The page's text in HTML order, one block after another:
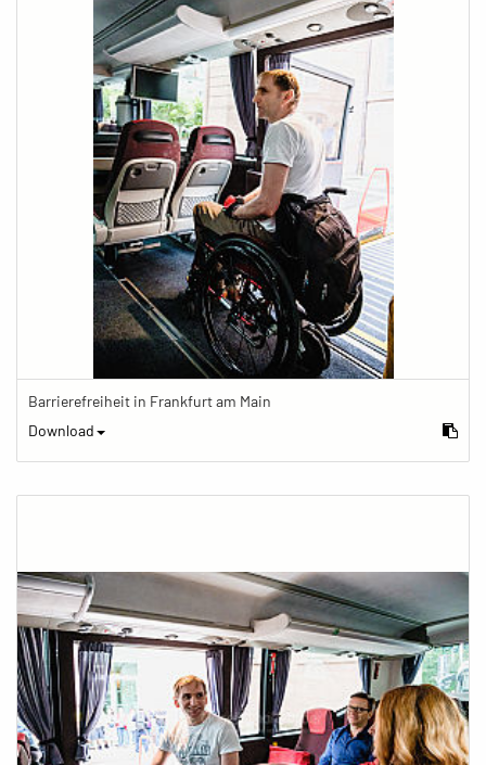
Barrierefreiheit in Frankfurt am Main
Download